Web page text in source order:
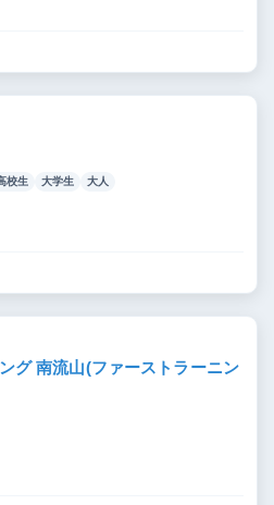
校生 大学生 大人
グ 南流山(ファーストラーニン